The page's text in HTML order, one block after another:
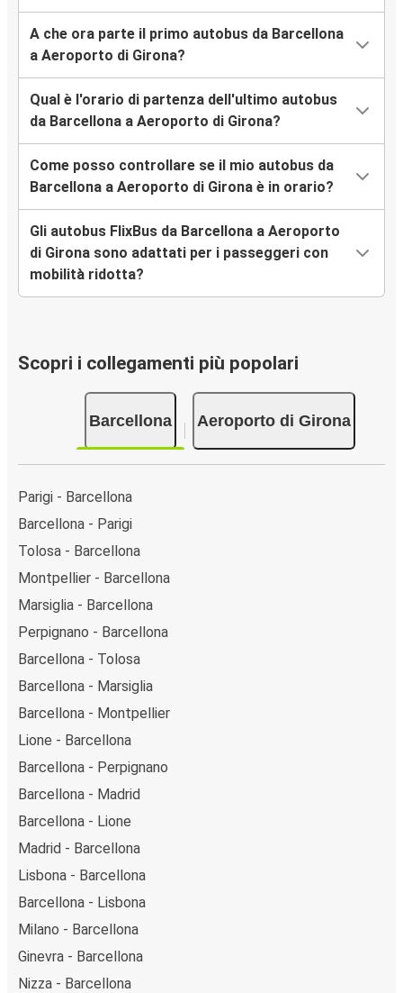
A che ora parte il primo autobus da Barcellona
a Aeroporto di Girona?
Qual è l'orario di partenza dell'ultimo autobus
da Barcellona a Aeroporto di Girona?
Come posso controllare se il mio autobus da
Barcellona a Aeroporto di Girona è in orario?
Gli autobus FlixBus da Barcellona a Aeroporto
di Girona sono adattati per i passeggeri con
mobilità ridotta?
Scopri i collegamenti più popolari
Barcellona Aeroporto di Girona
Parigi - Barcellona
Barcellona - Parigi
Tolosa - Barcellona
Montpellier - Barcellona
Marsiglia - Barcellona
Perpignano - Barcellona
Barcellona - Tolosa
Barcellona - Marsiglia
Barcellona - Montpellier
Lione - Barcellona
Barcellona - Perpignano
Barcellona - Madrid
Barcellona - Lione
Madrid - Barcellona
Lisbona - Barcellona
Barcellona - Lisbona
Milano - Barcellona
Ginevra - Barcellona
Nizza - Barcellona